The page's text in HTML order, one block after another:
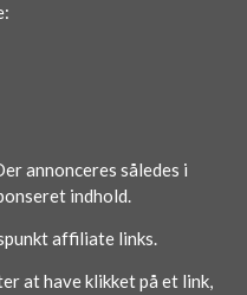
annonceres således i
indhold.
affiliate links.
at have klikket på et link,